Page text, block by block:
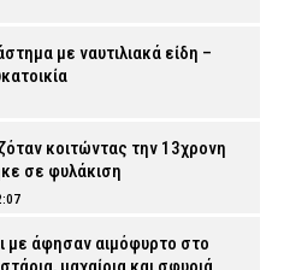
με ναυτιλιακά είδη –
κοιτώντας την 13χρονη
σε φυλάκιση
με άφησαν αιμόφυρτο στο